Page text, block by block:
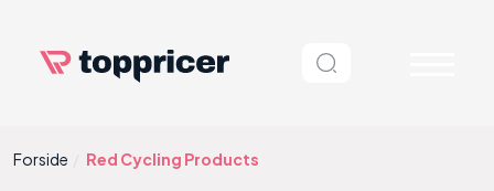
Forside Red Cycling Products